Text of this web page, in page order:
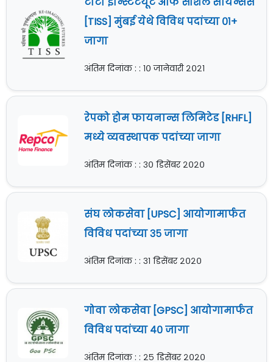
[TISS] मुंबई येथे विविध पदांच्या ०१+
जागा
अंतिम दिनांक : : १० जानेवारी २०२१
रेपको होम फायनान्स लिमिटेड [RHFL]
मध्ये व्यवस्थापक पदांच्या जागा
अंतिम दिनांक : : ३० डिसेंबर २०२०
संघ लोकसेवा [UPSC] आयोगामार्फत
विविध पदांच्या ३५ जागा
अंतिम दिनांक : : ३१ डिसेंबर २०२०
गोवा लोकसेवा [GPSC] आयोगामार्फत
विविध पदांच्या ४० जागा
अंतिम दिनांक : : २५ डिसेंबर २०२०